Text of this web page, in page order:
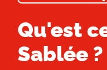
Qu'est
Sablée ?